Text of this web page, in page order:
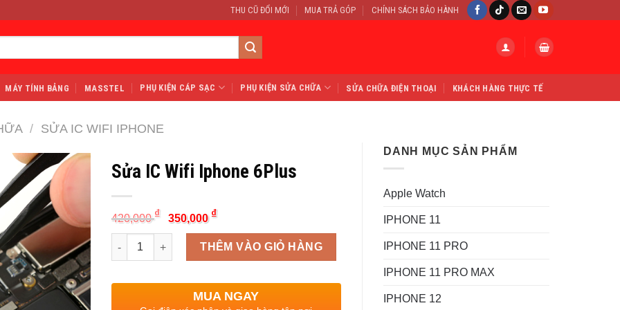
THU CŨ ĐỔI MỚI MUA TRẢ GÓP CHÍNH SÁCH BẢO HÀNH
MÁY TÍNH BẢNG MASSTEL PHỤ KIỆN CÁP SẠC PHỤ KIỆN SỬA CHỮA SỬA CHỮA ĐIỆN THOẠI KHÁCH HÀNG THỰC TẾ
/ SỬA IC WIFI IPHONE
DANH MỤC SẢN PHẨM
Apple Watch
IPHONE 11
IPHONE 11 PRO
IPHONE 11 PRO MAX
IPHONE 12
Sửa IC Wifi Iphone 6Plus
420,000₫
Original
price
was:
420,000 ₫.
350,000 ₫Current
is:
350,000 ₫.
Quantity
THÊM VÀO GIỎ HÀNG
MUA NGAY